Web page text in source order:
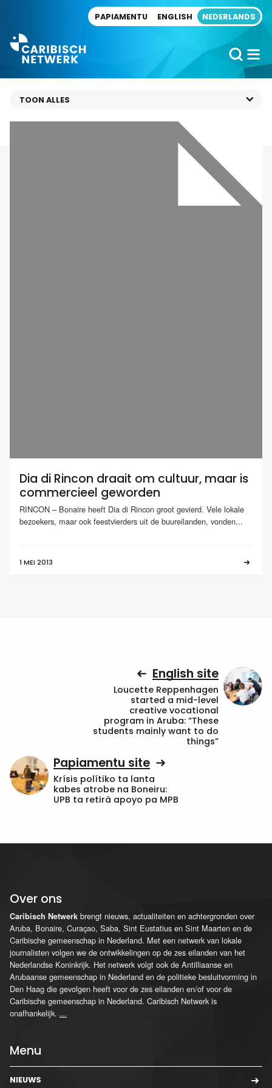
PAPIAMENTU ENGLISH NEDERLANDS
Dia di Rincon draait om cultuur, maar is
commercieel geworden
RINCON – Bonaire heeft Dia di Rincon groot gevierd. Vele lokale
bezoekers, maar ook feestvierders uit de buureilanden, vonden...
1 MEI 2013
English site
Loucette Reppenhagen
started a mid-level
creative vocational
program in Aruba: “These
students mainly want to do
things”
Papiamentu site
Krísis polítiko ta lanta
kabes atrobe na Boneiru:
UPB ta retirá apoyo pa MPB
Over ons
Caribisch Netwerk brengt nieuws, actualiteiten en achtergronden over
Aruba, Bonaire, Curaçao, Saba, Sint Eustatius en Sint Maarten en de
Caribische gemeenschap in Nederland. Met een netwerk van lokale
journalisten volgen we de ontwikkelingen op de zes eilanden van het
Nederlandse Koninkrijk. Het netwerk volgt ook de Antilliaanse en
Arubaanse gemeenschap in Nederland en de politieke besluitvorming in
Den Haag die gevolgen heeft voor de zes eilanden en/of voor de
Caribische gemeenschap in Nederland. Caribisch Netwerk is
onafhankelijk. ...
Menu
NIEUWS